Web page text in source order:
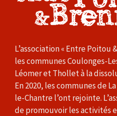
L’association « Entre Poitou
les communes Coulonges-
Léomer et Thollet à la
En 2020, les communes de
le-Chantre l’ont rejointe.
de promouvoir les activités